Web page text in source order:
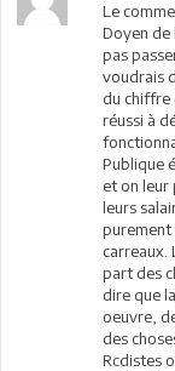
Le
Doyen de
pas
voudrais
du chiffre
réussi à
Publique
et on leur
leurs
purement
carreaux.
part des
dire que
oeuvre,
des
Rcdistes